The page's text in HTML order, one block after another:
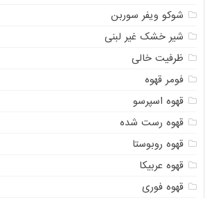
شوکو ویفر سوربن
شیر خشک غیر لبنی
ظرفیت خالی
فومر قهوه
قهوه اسپرسو
قهوه رست شده
قهوه روبوستا
قهوه عربیکا
قهوه فوری